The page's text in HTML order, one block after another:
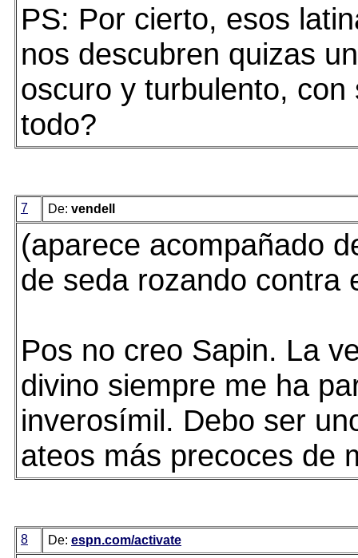
PS: Por cierto, esos
nos descubren quizas
oscuro y turbulento, con
todo?
7 De: vendell
(aparece acompañado
de seda rozando contra
Pos no creo Sapin. La
divino siempre me ha
inverosímil. Debo ser
ateos más precoces de
8 De: espn.com/activate